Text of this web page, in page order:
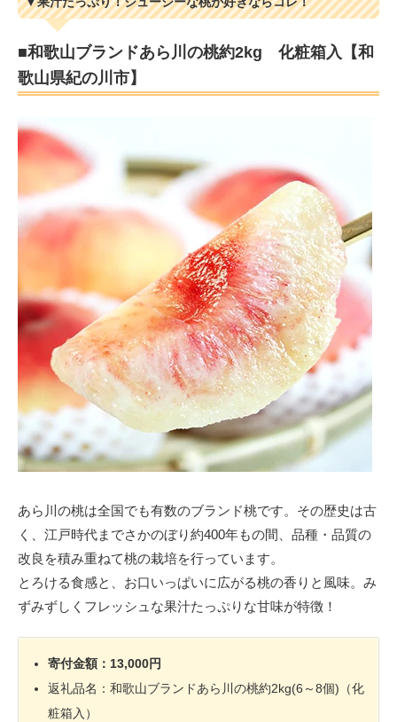
■和歌山ブランドあら川の桃約2kg 化粧箱入【和
歌山県紀の川市】
あら川の桃は全国でも有数のブランド桃です。その歴史は古
く、江戸時代までさかのぼり約400年もの間、品種・品質の
改良を積み重ねて桃の栽培を行っています。
とろける食感と、お口いっぱいに広がる桃の香りと風味。み
ずみずしくフレッシュな果汁たっぷりな甘味が特徴！
寄付金額：13,000円
返礼品名：和歌山ブランドあら川の桃約2kg(6～8個)（化
粧箱入）